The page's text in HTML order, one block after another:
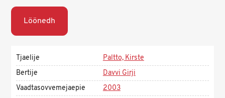
Löönedh
Tjaelije
Paltto, Kirste
Bertije
Davvi Girji
Vaadtasovvemejaepie
2003